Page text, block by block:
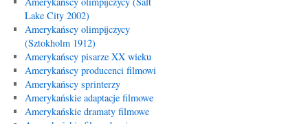
Lake City 2002)
Amerykańscy olimpijczycy
(Sztokholm 1912)
Amerykańscy pisarze XX wieku
Amerykańscy producenci filmowi
Amerykańscy sprinterzy
Amerykańskie adaptacje filmowe
Amerykańskie dramaty filmowe